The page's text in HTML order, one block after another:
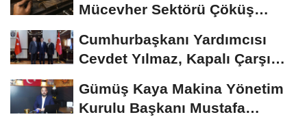
Mücevher Sektörü Çöküş
Cumhurbaşkanı Yardımcısı
Cevdet Yılmaz, Kapalı Çarşı
Gümüş Kaya Makina Yönetim
Kurulu Başkanı Mustafa